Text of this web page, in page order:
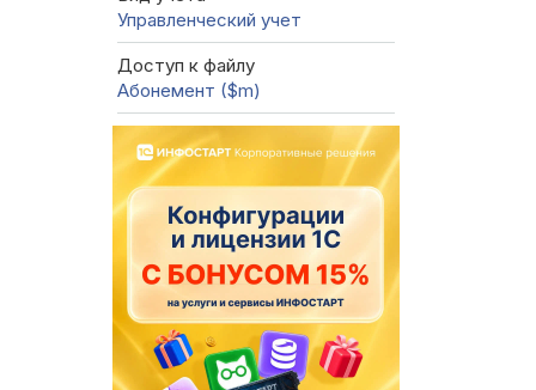
Управленческий учет
Доступ к файлу
Абонемент ($m)